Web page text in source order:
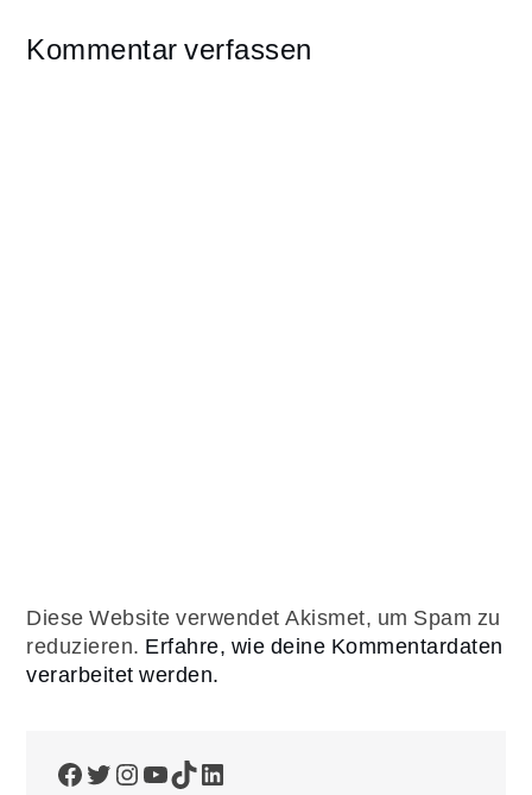
Kommentar verfassen
Diese Website verwendet Akismet, um Spam zu
reduzieren. Erfahre, wie deine Kommentardaten
verarbeitet werden.
Facebook
Twitter
Instagram
YouTube
TikTokLinkedIn